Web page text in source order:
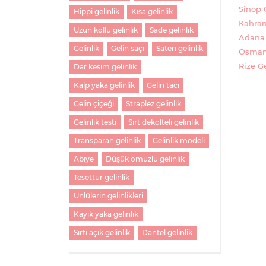
Hippi gelinlik Kısa gelinlik
Uzun kollu gelinlik Sade gelinlik
Gelinlik Gelin saçı Saten gelinlik
Dar kesim gelinlik
Kalp yaka gelinlik Gelin tacı
Gelin çiçeği Straplez gelinlik
Gelinlik testi Sırt dekolteli gelinlik
Transparan gelinlik Gelinlik modeli
Abiye Düşük omuzlu gelinlik
Tesettür gelinlik
Ünlülerin gelinlikleri
Kayık yaka gelinlik
Sırtı açık gelinlik Dantel gelinlik
Sinop
Rize